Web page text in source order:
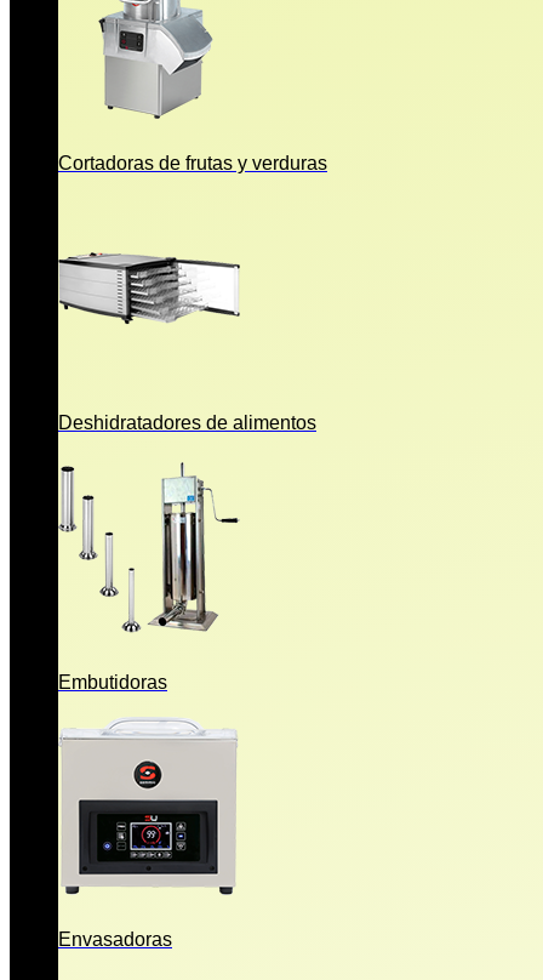
Cortadoras de frutas y verduras
Deshidratadores de alimentos
Embutidoras
Envasadoras